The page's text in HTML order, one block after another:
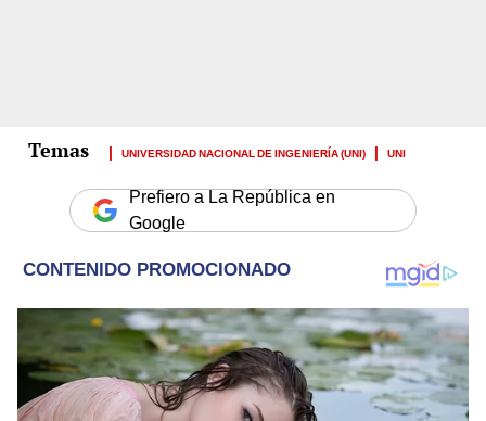
UNIVERSIDAD NACIONAL DE INGENIERÍA (UNI) UNI
Prefiero a La República en
Google